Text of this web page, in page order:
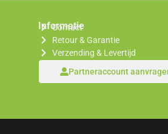
Informatie
Contact
Retour & Garantie
Verzending & Levertijd
Partneraccount